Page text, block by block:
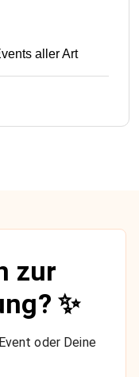
aller Art
zur
✨
oder Deine